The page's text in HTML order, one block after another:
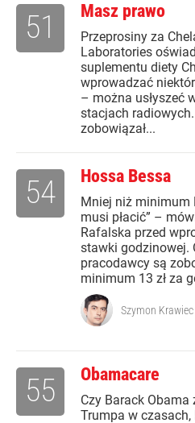
Masz prawo
Przeprosiny za
Laboratories
suplementu diety
wprowadzać
– można usłyszeć
stacjach
zobowiązał...
51
Hossa Bessa
Mniej niż minimum
musi płacić” –
Rafalska przed
stawki godzinowej.
pracodawcy są
minimum 13 zł za
54
Szymon Krawiec
Obamacare
Czy Barack Obama
Trumpa w czasach,
55